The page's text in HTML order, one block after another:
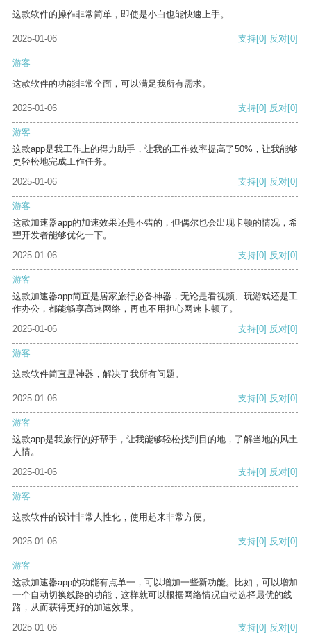
这款软件的操作非常简单，即使是小白也能快速上手。
2025-01-06 支持[0] 反对[0]
游客
这款软件的功能非常全面，可以满足我所有需求。
2025-01-06 支持[0] 反对[0]
游客
这款app是我工作上的得力助手，让我的工作效率提高了50%，让我能够
更轻松地完成工作任务。
2025-01-06
支持[0] 反对[0]
游客
这款加速器app的加速效果还是不错的，但偶尔也会出现卡顿的情况，希
望开发者能够优化一下。
2025-01-06
支持[0] 反对[0]
游客
这款加速器app简直是居家旅行必备神器，无论是看视频、玩游戏还是工
作办公，都能畅享高速网络，再也不用担心网速卡顿了。
2025-01-06
支持[0] 反对[0]
游客
这款软件简直是神器，解决了我所有问题。
2025-01-06 支持[0] 反对[0]
游客
这款app是我旅行的好帮手，让我能够轻松找到目的地，了解当地的风土
人情。
2025-01-06
支持[0] 反对[0]
游客
这款软件的设计非常人性化，使用起来非常方便。
2025-01-06 支持[0] 反对[0]
游客
这款加速器app的功能有点单一，可以增加一些新功能。比如，可以增加
一个自动切换线路的功能，这样就可以根据网络情况自动选择最优的线
路，从而获得更好的加速效果。
2025-01-06
支持[0] 反对[0]